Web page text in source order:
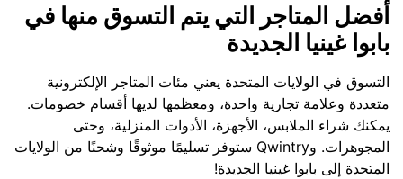
أفضل المتاجر التي يتم التسوق منها في
بابوا غينيا الجديدة
التسوق في الولايات المتحدة يعني مئات المتاجر الإلكترونية
متعددة وعلامة تجارية واحدة، ومعظمها لديها أقسام خصومات.
يمكنك شراء الملابس، الأجهزة، الأدوات المنزلية، وحتى
المجوهرات. وQwintry ستوفر تسليمًا موثوقًا وشحنًا من الولايات
المتحدة إلى بابوا غينيا الجديدة!